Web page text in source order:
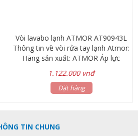
Vòi lavabo lạnh ATMOR AT90943L
Thông tin về vòi rửa tay lạnh Atmor:
Hãng sản xuất: ATMOR Áp lực
nước: 0.05MPa ~ 0.75MPa Lớp mạ :
Nikel chrome Chất liệu: đồng Chiều
cao miệng vòi 72mm Bảo hành: sen
1.122.000 vnđ
Đặt hàng
TIN CHUNG